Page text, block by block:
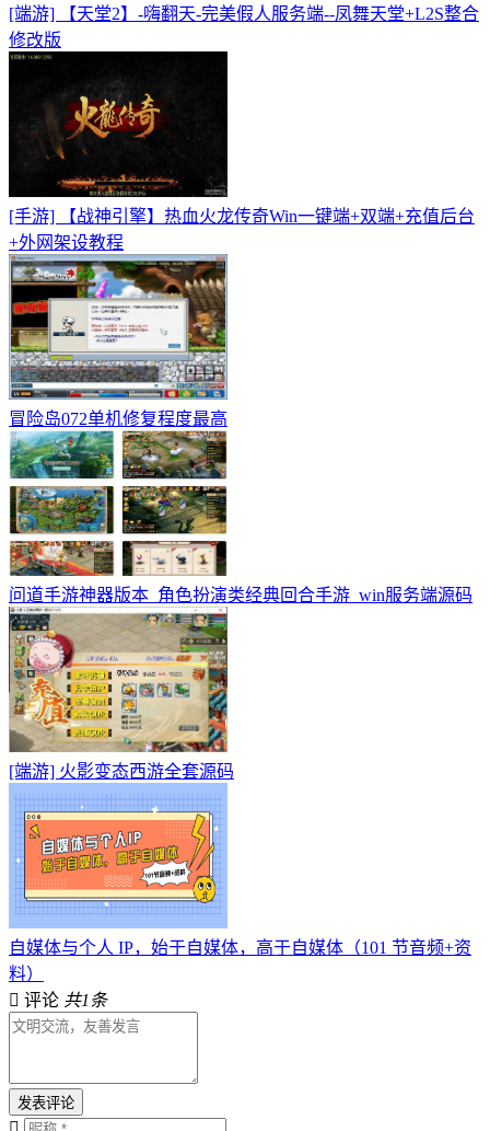
[端游] 【天堂2】-嗨翻天-完美假人服务端--凤舞天堂+L2S整合
修改版
[手游] 【战神引擎】热血火龙传奇Win一键端+双端+充值后台
+外网架设教程
冒险岛072单机修复程度最高
问道手游神器版本_角色扮演类经典回合手游_win服务端源码
[端游] 火影变态西游全套源码
自媒体与个人 IP，始于自媒体，高于自媒体（101 节音频+资
料）
评论 共1条
发表评论